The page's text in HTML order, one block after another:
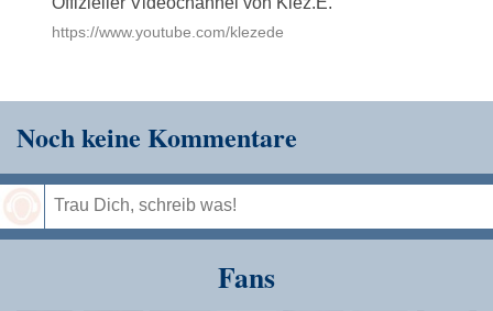
https://www.youtube.com/klezede
Noch keine Kommentare
Fans